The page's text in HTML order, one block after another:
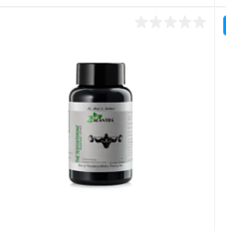
Купить в 1 клик Сравнение
В избранное
Элемент каталога:
Капсулы Карела (Bitter Melon)